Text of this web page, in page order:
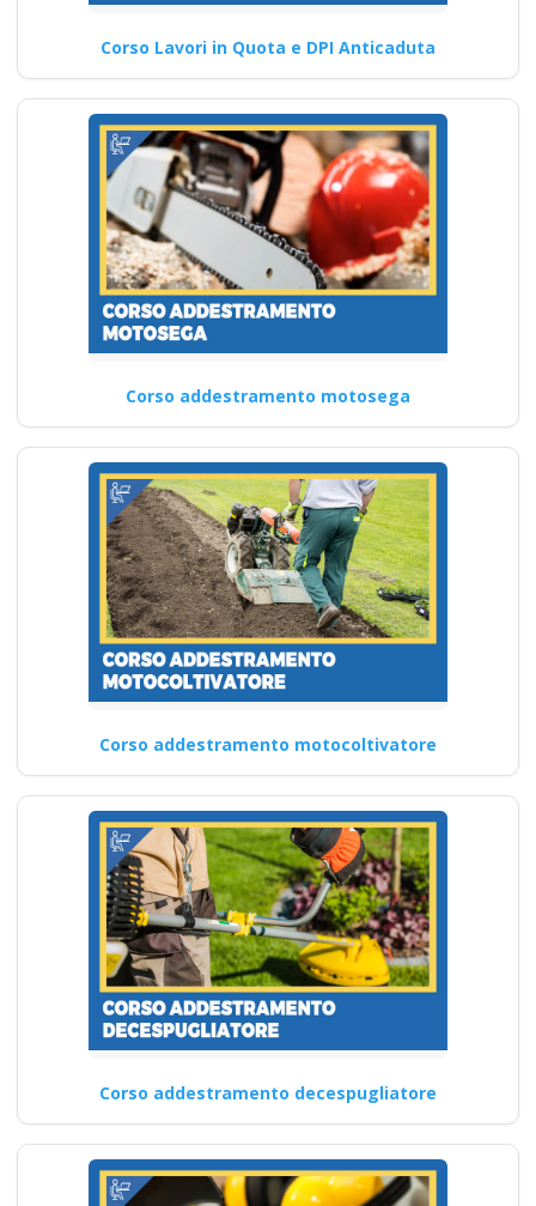
Corso Lavori in Quota e DPI Anticaduta
Corso addestramento motosega
Corso addestramento motocoltivatore
Corso addestramento decespugliatore